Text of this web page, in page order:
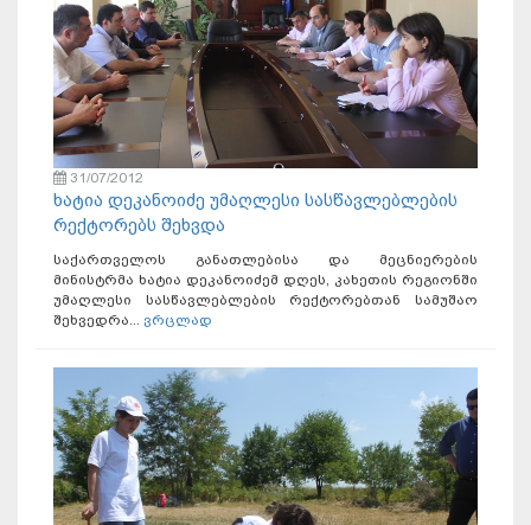
31/07/2012
ხატია დეკანოიძე უმაღლესი სასწავლებლების
რექტორებს შეხვდა
საქართველოს განათლებისა და მეცნიერების
მინისტრმა ხატია დეკანოიძემ დღეს, კახეთის რეგიონში
უმაღლესი სასწავლებლების რექტორებთან სამუშაო
შეხვედრა... ვრცლად